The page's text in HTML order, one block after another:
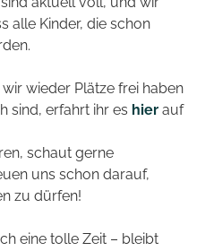
alle Kinder, die schon
wir wieder Plätze frei haben
sind, erfahrt ihr es hier auf
schaut gerne
uns schon darauf,
zu dürfen!
eine tolle Zeit – bleibt